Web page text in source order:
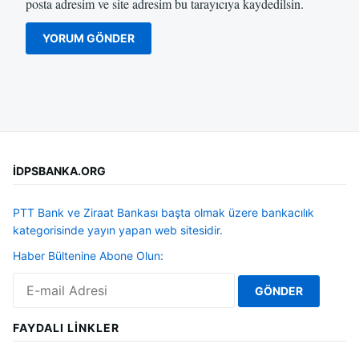
posta adresim ve site adresim bu tarayıcıya kaydedilsin.
İDPSBANKA.ORG
PTT Bank ve Ziraat Bankası başta olmak üzere bankacılık
kategorisinde yayın yapan web sitesidir.
Haber Bültenine Abone Olun:
FAYDALI LINKLER